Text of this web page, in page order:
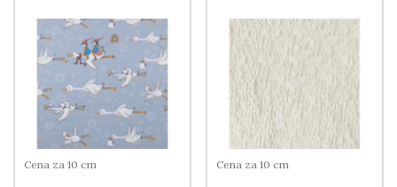
Cena za 10 cm Cena za 10 cm